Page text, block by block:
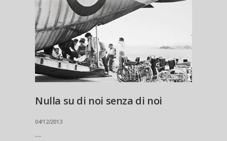
Nulla su di noi senza di noi
04/12/2013
...